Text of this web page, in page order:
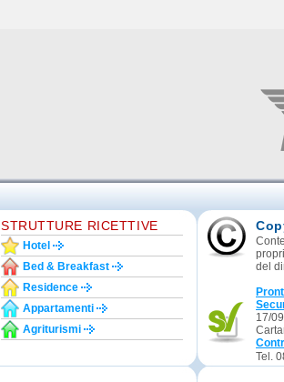
STRUTTURE RICETTIVE
Hotel
Bed & Breakfast
Residence
Appartamenti
Agriturismi
del
17/
Tel.